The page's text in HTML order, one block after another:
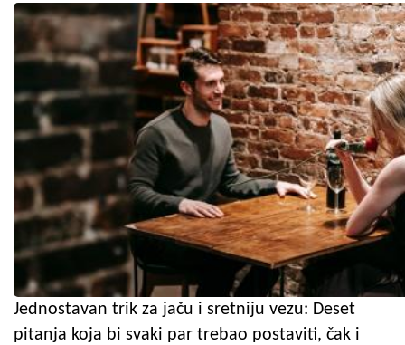
Jednostavan trik za jaču i sretniju vezu: Deset
pitanja koja bi svaki par trebao postaviti, čak i